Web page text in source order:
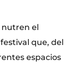
nutren el
que, del
espacios